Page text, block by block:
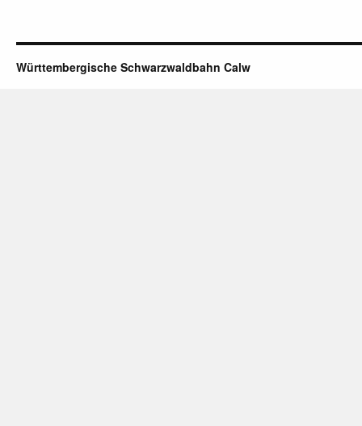
Württembergische Schwarzwaldbahn Calw